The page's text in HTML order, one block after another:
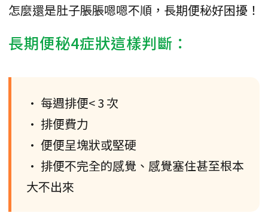
怎麼還是肚子脹脹嗯嗯不順，長期便秘好困擾！
長期便秘4症狀這樣判斷：
• 每週排便< 3 次
• 排便費力
• 便便呈塊狀或堅硬
• 排便不完全的感覺、感覺塞住甚至根本
大不出來